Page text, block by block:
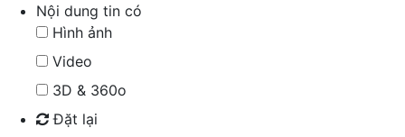
Nội dung tin có
Hình ảnh
Video
3D & 360o
Đặt lại